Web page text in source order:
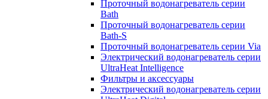
Проточный водонагреватель серии
Bath
Проточный водонагреватель серии
Bath-S
Проточный водонагреватель серии Via
Электрический водонагреватель серии
UltraHeat Intelligence
Фильтры и аксессуары
Электрический водонагреватель серии